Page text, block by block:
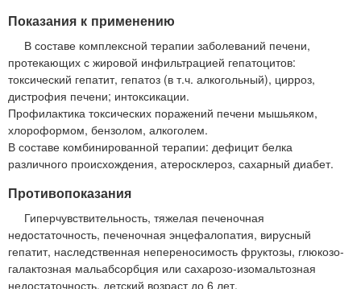
Показания к применению
В составе комплексной терапии заболеваний печени,
протекающих с жировой инфильтрацией гепатоцитов:
токсический гепатит, гепатоз (в т.ч. алкогольный), цирроз,
дистрофия печени; интоксикации.
Профилактика токсических поражений печени мышьяком,
хлороформом, бензолом, алкоголем.
В составе комбинированной терапии: дефицит белка
различного происхождения, атеросклероз, сахарный диабет.
Противопоказания
Гиперчувствительность, тяжелая печеночная
недостаточность, печеночная энцефалопатия, вирусный
гепатит, наследственная непереносимость фруктозы, глюкозо-
галактозная мальабсорбция или сахарозо-изомальтозная
недостаточность, детский возраст до 6 лет.